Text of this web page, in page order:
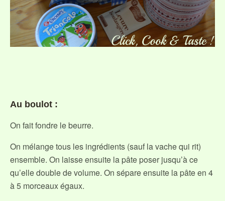
Au boulot :
On fait fondre le beurre.
On mélange tous les ingrédients (sauf la vache qui rit)
ensemble. On laisse ensuite la pâte poser jusqu’à ce
qu’elle double de volume. On sépare ensuite la pâte en 4
à 5 morceaux égaux.